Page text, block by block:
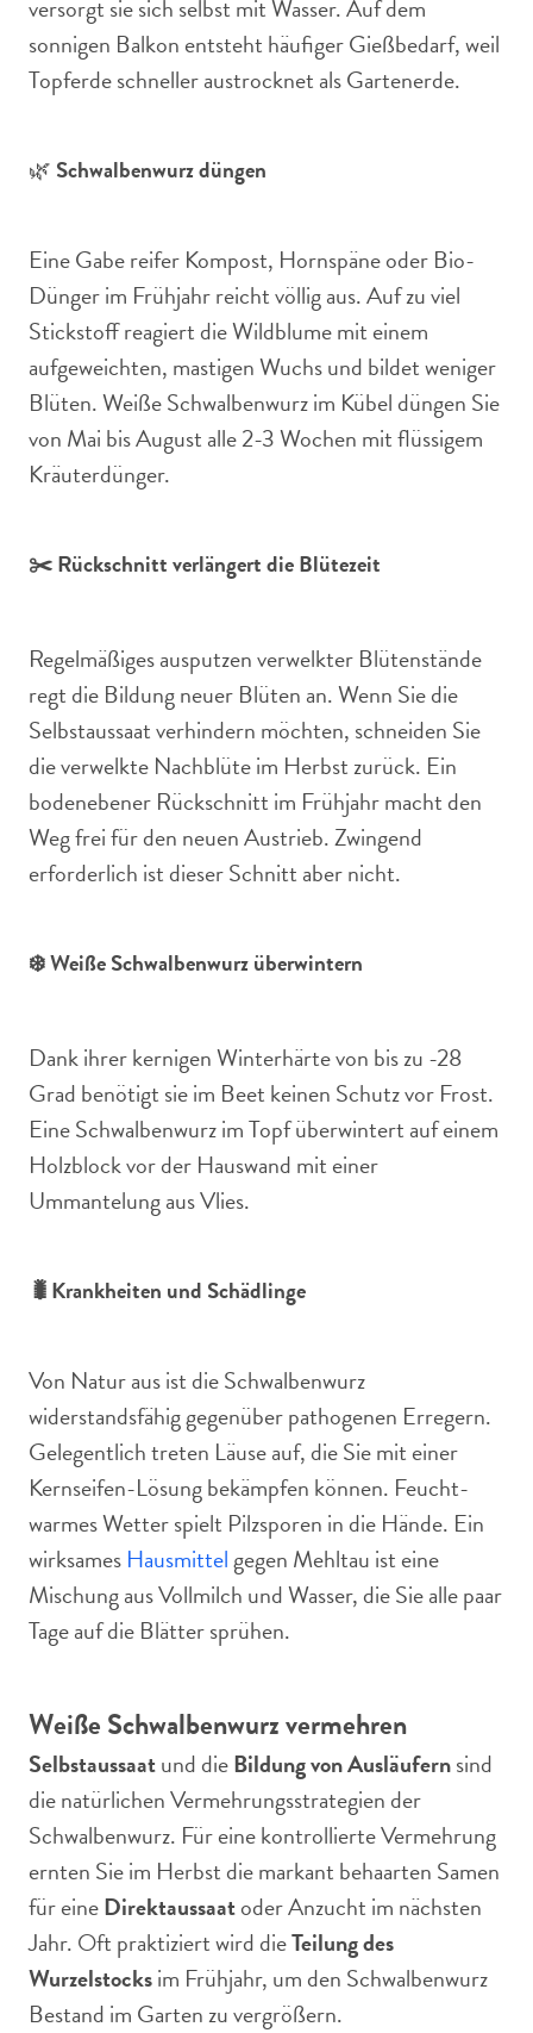
versorgt sie sich selbst mit Wasser. Auf dem
sonnigen Balkon entsteht häufiger Gießbedarf, weil
Topferde schneller austrocknet als Gartenerde.
🌿 Schwalbenwurz düngen
Eine Gabe reifer Kompost, Hornspäne oder Bio-
Dünger im Frühjahr reicht völlig aus. Auf zu viel
Stickstoff reagiert die Wildblume mit einem
aufgeweichten, mastigen Wuchs und bildet weniger
Blüten. Weiße Schwalbenwurz im Kübel düngen Sie
von Mai bis August alle 2-3 Wochen mit flüssigem
Kräuterdünger.
✂️ Rückschnitt verlängert die Blütezeit
Regelmäßiges ausputzen verwelkter Blütenstände
regt die Bildung neuer Blüten an. Wenn Sie die
Selbstaussaat verhindern möchten, schneiden Sie
die verwelkte Nachblüte im Herbst zurück. Ein
bodenebener Rückschnitt im Frühjahr macht den
Weg frei für den neuen Austrieb. Zwingend
erforderlich ist dieser Schnitt aber nicht.
❄️ Weiße Schwalbenwurz überwintern
Dank ihrer kernigen Winterhärte von bis zu -28
Grad benötigt sie im Beet keinen Schutz vor Frost.
Eine Schwalbenwurz im Topf überwintert auf einem
Holzblock vor der Hauswand mit einer
Ummantelung aus Vlies.
🐛Krankheiten und Schädlinge
Von Natur aus ist die Schwalbenwurz
widerstandsfähig gegenüber pathogenen Erregern.
Gelegentlich treten Läuse auf, die Sie mit einer
Kernseifen-Lösung bekämpfen können. Feucht-
warmes Wetter spielt Pilzsporen in die Hände. Ein
wirksames Hausmittelgegen Mehltau ist eine
Mischung aus Vollmilch und Wasser, die Sie alle paar
Tage auf die Blätter sprühen.
Weiße Schwalbenwurz vermehren
Selbstaussaatund dieBildung von Ausläufernsind
die natürlichen Vermehrungsstrategien der
Schwalbenwurz. Für eine kontrollierte Vermehrung
ernten Sie im Herbst die markant behaarten Samen
für eineDirektaussaatoder Anzucht im nächsten
Jahr. Oft praktiziert wird dieTeilung des
Wurzelstocksim Frühjahr, um den Schwalbenwurz
Bestand im Garten zu vergrößern.